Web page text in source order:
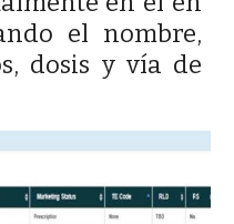
el nombre,
dosis y vía de